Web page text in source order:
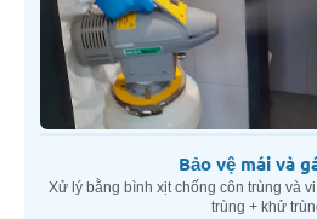
Bảo vệ mái và
Xử lý bằng bình xịt chống côn trùng và
trùng + khử